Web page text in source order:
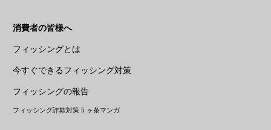
消費者の皆様へ
フィッシングとは
今すぐできるフィッシング対策
フィッシングの報告
フィッシング詐欺対策 5 ヶ条マンガ